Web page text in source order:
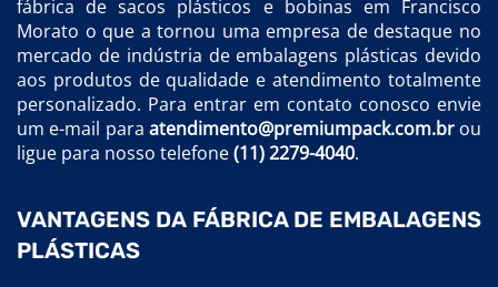
fábrica de sacos plásticos e bobinas em Francisco
Morato o que a tornou uma empresa de destaque no
mercado de indústria de embalagens plásticas devido
aos produtos de qualidade e atendimento totalmente
personalizado. Para entrar em contato conosco envie
um e-mail para atendimento@premiumpack.com.brou
ligue para nosso telefone(11) 2279-4040.
VANTAGENS DA FÁBRICA DE EMBALAGENS
PLÁSTICAS